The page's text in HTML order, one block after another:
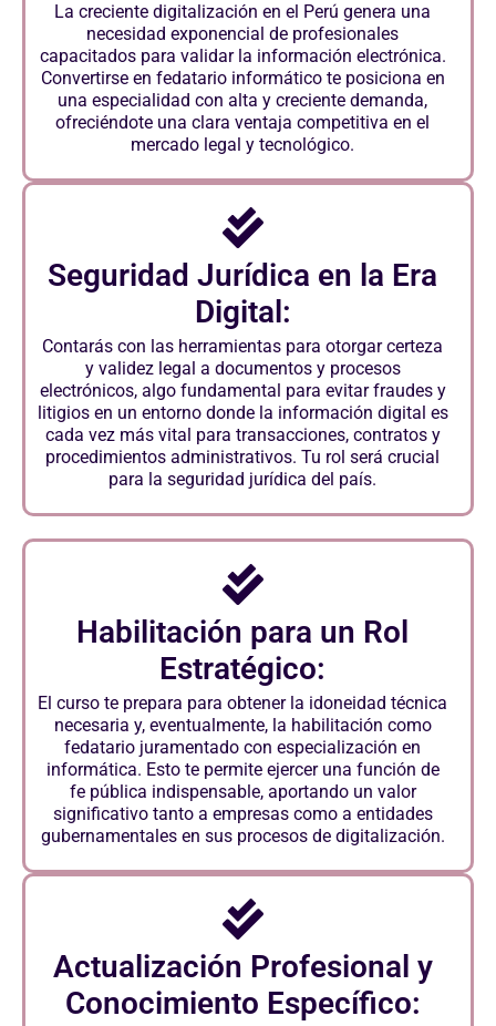
La creciente digitalización en el Perú genera una
necesidad exponencial de profesionales
capacitados para validar la información electrónica.
Convertirse en fedatario informático te posiciona en
una especialidad con alta y creciente demanda,
ofreciéndote una clara ventaja competitiva en el
mercado legal y tecnológico.
Seguridad Jurídica en la Era
Digital:
Contarás con las herramientas para otorgar certeza
y validez legal a documentos y procesos
electrónicos, algo fundamental para evitar fraudes y
litigios en un entorno donde la información digital es
cada vez más vital para transacciones, contratos y
procedimientos administrativos. Tu rol será crucial
para la seguridad jurídica del país.
Habilitación para un Rol
Estratégico:
El curso te prepara para obtener la idoneidad técnica
necesaria y, eventualmente, la habilitación como
fedatario juramentado con especialización en
informática. Esto te permite ejercer una función de
fe pública indispensable, aportando un valor
significativo tanto a empresas como a entidades
gubernamentales en sus procesos de digitalización.
Actualización Profesional y
Conocimiento Específico: